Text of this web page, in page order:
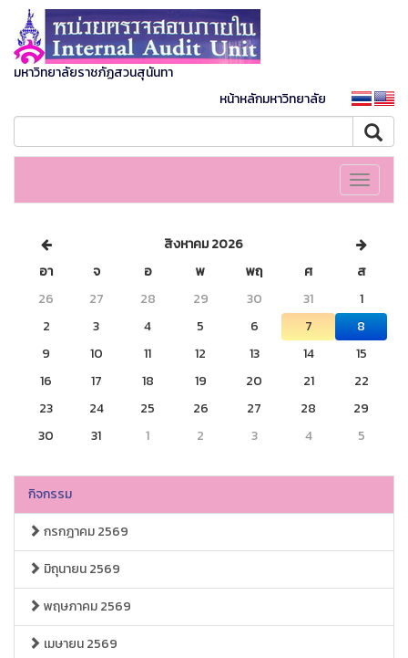
มหาวิทยาลัยราชภัฏสวนสุนันทา
หน้าหลักมหาวิทยาลัย
Toggle
สิงหาคม 2026
อา
จ อ พ พฤ ศ
ส
26
27 28 29 30 31
1
2
3 4 5 6 7
8
9
10 11 12 13 14
15
16
17 18 19 20 21
22
23
24 25 26 27 28
29
30
31 1 2 3 4 5
กิจกรรม
กรกฎาคม 2569
มิถุนายน 2569
พฤษภาคม 2569
เมษายน 2569